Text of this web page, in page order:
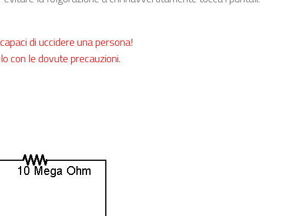
di uccidere una persona!
con le dovute precauzioni.